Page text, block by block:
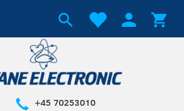
+45 70253010